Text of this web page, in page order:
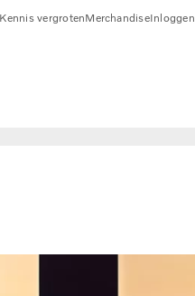
Kennis vergrotenMerchandiseInloggen